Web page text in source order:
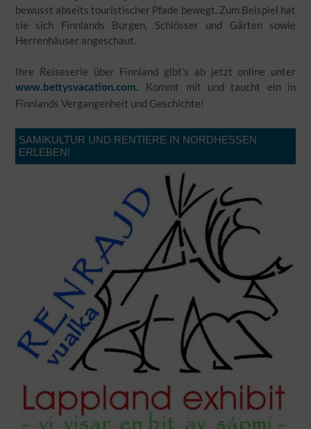
bewusst abseits touristischer Pfade bewegt. Zum Beispiel hat
sie sich Finnlands Burgen, Schlösser und Gärten sowie
Herrenhäuser angeschaut.
Ihre Reiseserie über Finnland gibt’s ab jetzt online unter
www.bettysvacation.com. Kommt mit und taucht ein in
Finnlands Vergangenheit und Geschichte!
SAMIKULTUR UND RENTIERE IN NORDHESSEN
ERLEBEN!